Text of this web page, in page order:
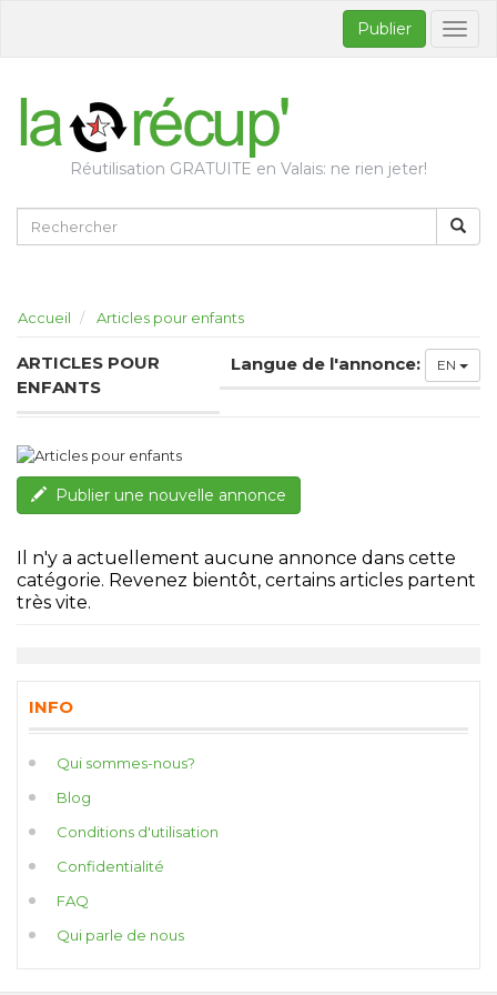
Publier
Réutilisation GRATUITE en Valais: ne rien jeter!
Accueil Articles pour enfants
ARTICLES POUR
ENFANTS
Langue de l'annonce: EN
Publier une nouvelle annonce
Il n'y a actuellement aucune annonce dans cette
catégorie. Revenez bientôt, certains articles partent
très vite.
INFO
Qui sommes-nous?
Blog
Conditions d'utilisation
Confidentialité
FAQ
Qui parle de nous